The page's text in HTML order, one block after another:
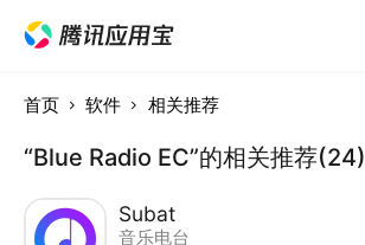
首页 软件 相关推荐
“Blue Radio EC”的相关推荐(24)
Subat
音乐电台